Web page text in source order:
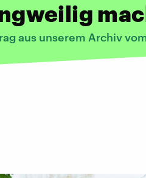
aus unserem Archiv